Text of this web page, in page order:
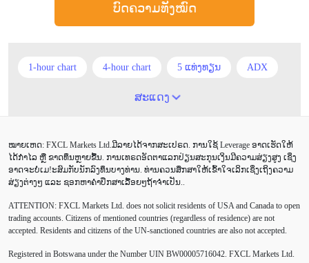
ບົດຄວາມທັງໝົດ
1-hour chart 4-hour chart 5 ແທ່ງທຽນ ADX
Alexander Elder
Buy Stop CAD CHF COVID-19 CPI
Canadian dollar Charles Dow
Chinese Yuan Correlation Matrix D1 DailyFX
Default mode network Doji EA EA ເຊີງລຸກ
ສະແດງ
ໝາຍເຫດ: FXCL Markets Ltd.ມີລາຍໄດ້ຈາກສະເປຣດ. ການໃຊ້ Leverage ອາດເຮັດໃຫ້
ໄດ້ກຳໄລ ຫຼື ຂາດທຶນຫຼາຍຂື້ນ. ການເທຣດອັດຕາແລກປ່ຽນສະກຸນເງິນມີຄວາມສ່ຽງສູງ ເຊິ່ງ
ອາດຈະບໍ່ເມ!ະສົມກັບນັກລົງທຶນບາງທ່ານ. ທ່ານຄວນສຶກສາໃຫ້ເຂົ້າໃຈເລິກເຊິ່ງເຖິງຄວາມ
ສ່ຽງຕ່າງໆ ແລະ ຊອກຫາຄຳປຶກສາເລື້ອຍໆຖ້າຈຳເປັນ..
ATTENTION: FXCL Markets Ltd. does not solicit residents of USA and Canada to open
trading accounts. Citizens of mentioned countries (regardless of residence) are not
accepted. Residents and citizens of the UN-sanctioned countries are also not accepted.
Registered in Botswana under the Number UIN BW00005716042. FXCL Markets Ltd.